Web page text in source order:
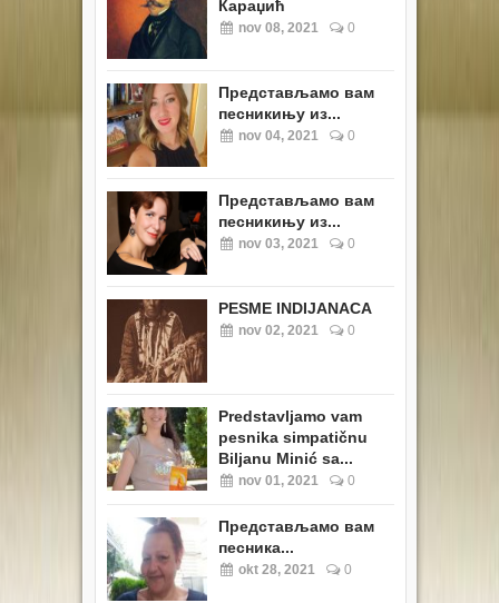
Караџић
nov 08, 2021 0
Представљамо вам
песникињу из...
nov 04, 2021 0
Представљамо вам
песникињу из...
nov 03, 2021 0
PESME INDIJANACA
nov 02, 2021 0
Predstavljamo vam
pesnika simpatičnu
Biljanu Minić sa...
nov 01, 2021 0
Представљамо вам
песника...
okt 28, 2021 0